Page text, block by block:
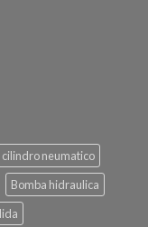
neumatico
Bomba hidraulica